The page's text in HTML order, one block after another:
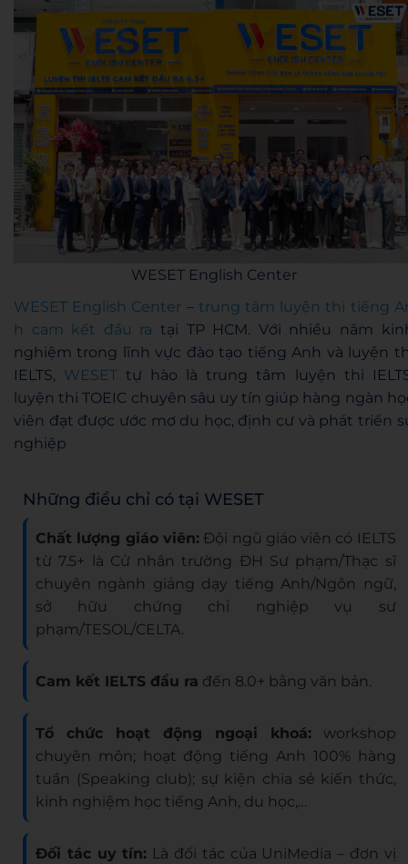
WESET English Center
WESET English Center – trung tâm luyện thi tiếng
h cam kết đầu ra tại TP HCM. Với nhiều năm
nghiệm trong lĩnh vực đào tạo tiếng Anh và luyện
IELTS, WESET tự hào là trung tâm luyện thi
luyện thi TOEIC chuyên sâu uy tín giúp hàng ngàn
viên đạt được ước mơ du học, định cư và phát triển
nghiệp
Những điều chỉ có tại WESET
Chất lượng giáo viên:Đội ngũ giáo viên có IELTS
từ 7.5+ là Cử nhân trường ĐH Sư phạm/Thạc sĩ
chuyên ngành giảng dạy tiếng Anh/Ngôn ngữ,
sở hữu chứng chỉ nghiệp vụ sư
phạm/TESOL/CELTA.
Cam kết IELTS đầu ra đến 8.0+ bằng văn bản.
Tổ chức hoạt động ngoại khoá:workshop
chuyên môn; hoạt động tiếng Anh 100% hàng
tuần (Speaking club); sự kiện chia sẻ kiến thức,
kinh nghiệm học tiếng Anh, du học,…
Đối tác uy tín: Là đối tác của UniMedia – đơn vị